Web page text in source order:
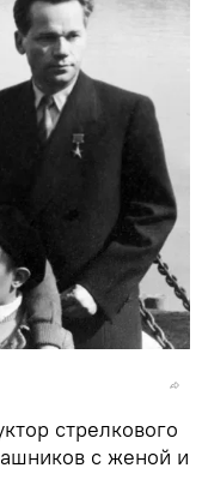
стрелкового
с женой и